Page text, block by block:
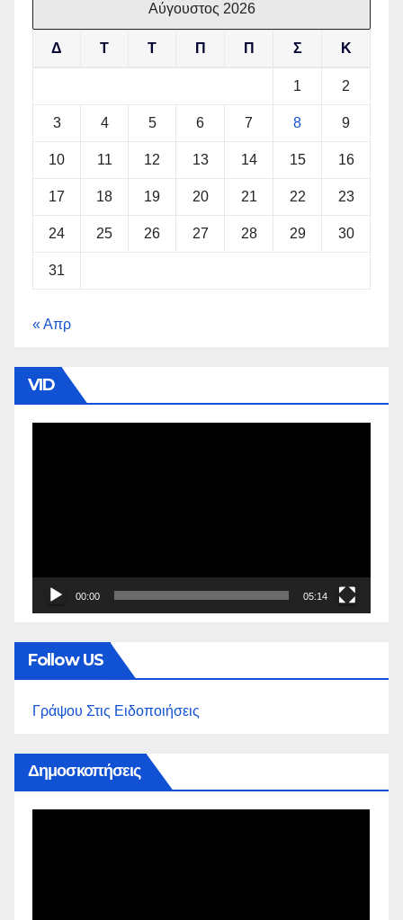
Αύγουστος 2026
Δ Τ Τ Π Π Σ Κ
1 2
3 4 5 6 7 8 9
10 11 12 13 14 15 16
17 18 19 20 21 22 23
24 25 26 27 28 29 30
31
« Απρ
VID
00:00 05:14
Follow US
Γράψου Στις Ειδοποιήσεις
Δημοσκοπήσεις